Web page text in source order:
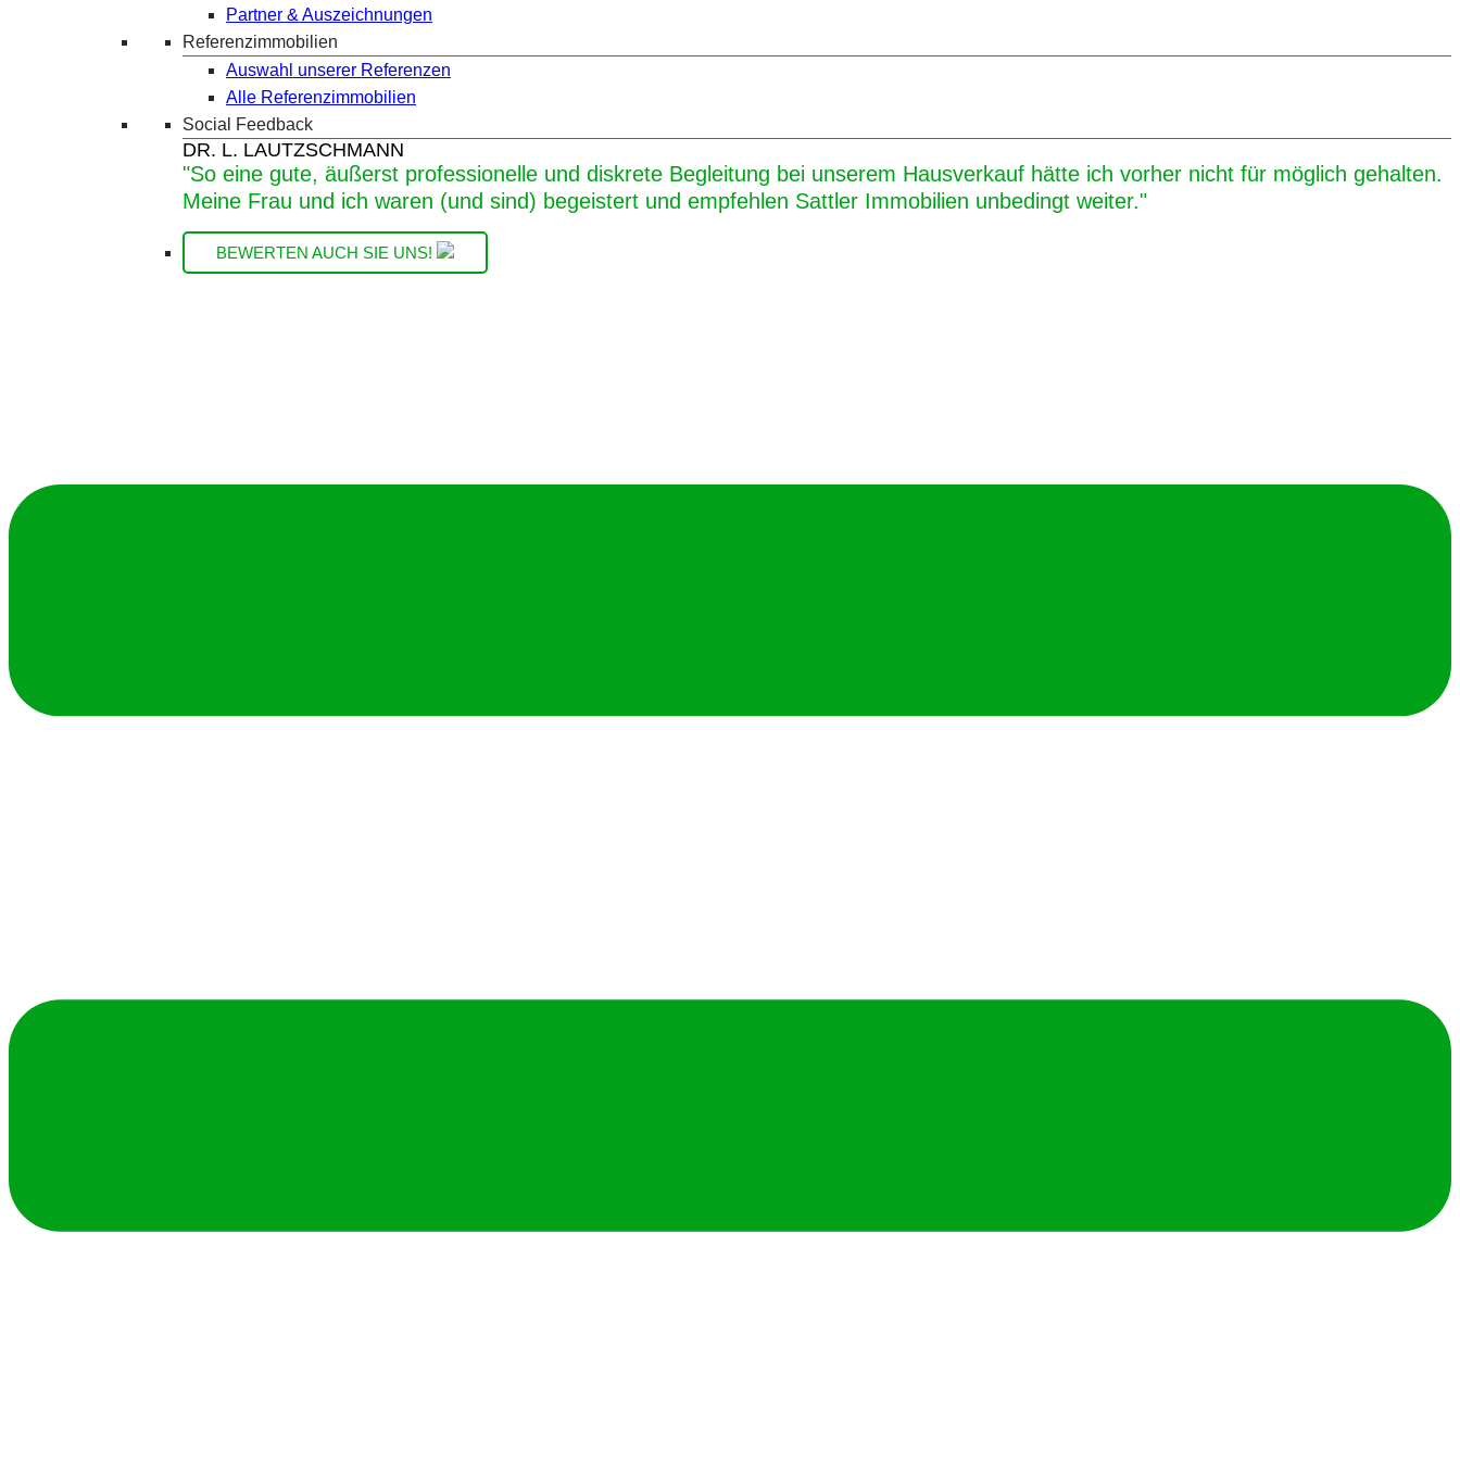
Partner & Auszeichnungen
Referenzimmobilien
Auswahl unserer Referenzen
Alle Referenzimmobilien
Social Feedback
DR. L. LAUTZSCHMANN
"So eine gute, äußerst professionelle und diskrete Begleitung bei unserem Hausverkauf hätte ich vorher nicht für möglich gehalten.
Meine Frau und ich waren (und sind) begeistert und empfehlen Sattler Immobilien unbedingt weiter."
BEWERTEN AUCH SIE UNS!